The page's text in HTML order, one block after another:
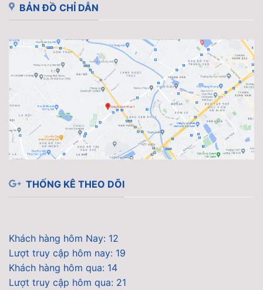
BẢN ĐỒ CHỈ DẪN
THỐNG KÊ THEO DÕI
Khách hàng hôm Nay: 12
Lượt truy cập hôm nay: 19
Khách hàng hôm qua: 14
Lượt truy cập hôm qua: 21